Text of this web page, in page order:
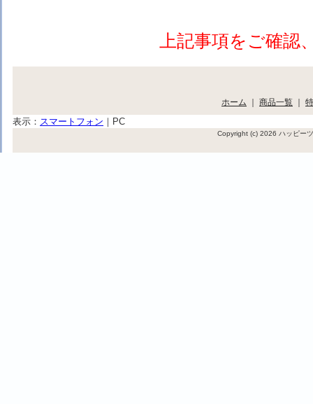
上記事項をご確
ホーム ｜ 商品一覧 ｜
表示： スマートフォン ｜ PC
Copyright (c) 2026 ハッピー